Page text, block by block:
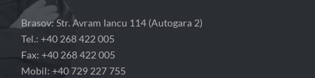
Brasov: Str. Avram Iancu 114 (Autogara 2)
Tel.: +40 268 422 005
Fax: +40 268 422 005
Mobil: +40 729 227 755